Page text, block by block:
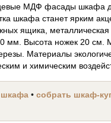
МДФ фасады шкафа
шкафа станет ярким
ящика, металлическая
мм. Высота ножек 20 см.
Материалы
и химическим
шкафа •собрать шкаф-